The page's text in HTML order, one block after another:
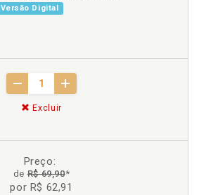
Versão Digital
Excluir
Preço:
deR$ 69,90*
por R$ 62,91